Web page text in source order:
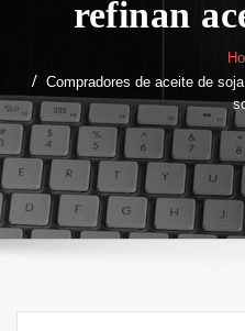
refinan
Compradores de aceite de